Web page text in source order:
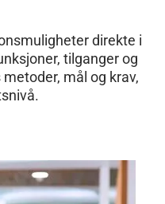
direkte i
tilganger og
mål og krav,